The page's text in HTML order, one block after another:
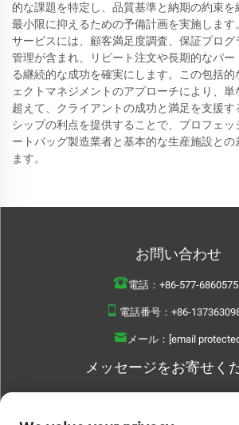
的な課題を特定し、品質基準と納期の約束を
最小限に抑えるための予備計画を実施します
サービスには、顧客満足度調査、保証プロ
管理が含まれ、リピート注文や長期的なパー
る継続的な成功を確実にします。この包括
ェクトマネジメントのアプローチにより、
超えて、クライアントの成功と満足を支援す
シップの利点を提供することで、プロフェッ
ートバッグ製造業者と基本的な生産施設との
ます。
お問い合わせ
電話： +86-577-
電話番号： +86-
メール： [email
メッセージをお寄せく